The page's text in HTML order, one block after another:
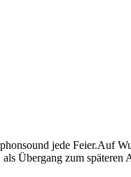
jede Feier.Auf
Übergang zum